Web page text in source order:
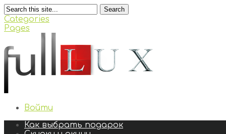
Search
Categories
Pages
Войти
Как выбрать подарок